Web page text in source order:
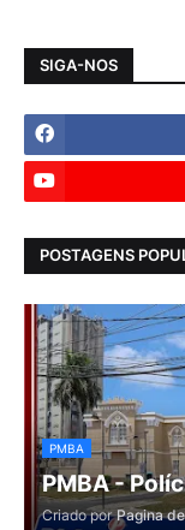
SIGA-NOS
POSTAGENS
PMBA
PMBA -
Criado por Pagina